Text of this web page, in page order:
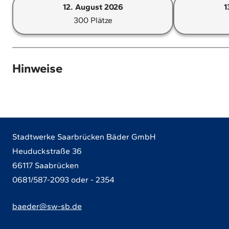
August
2026.
Noch
300
12. August 2026
300 Plätze
Option:
12.
August
frei
Sie
können
der
Maus
oder
der
Tastatur
Verwenden
Hinweise
Stadtwerke Saarbrücken Bäder GmbH
Heuduckstraße 36
66117 Saabrücken
0681/587-2093 oder - 2354
baeder@sw-sb.de